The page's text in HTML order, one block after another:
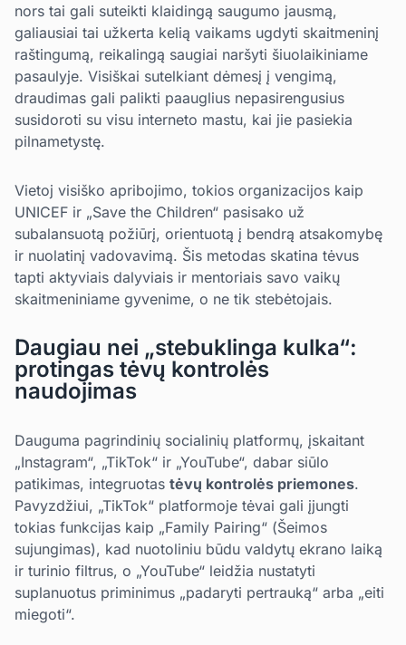
nors tai gali suteikti klaidingą saugumo jausmą,
galiausiai tai užkerta kelią vaikams ugdyti skaitmeninį
raštingumą, reikalingą saugiai naršyti šiuolaikiniame
pasaulyje. Visiškai sutelkiant dėmesį į vengimą,
draudimas gali palikti paauglius nepasirengusius
susidoroti su visu interneto mastu, kai jie pasiekia
pilnametystę.
Vietoj visiško apribojimo, tokios organizacijos kaip
UNICEF ir „Save the Children“ pasisako už
subalansuotą požiūrį, orientuotą į bendrą atsakomybę
ir nuolatinį vadovavimą. Šis metodas skatina tėvus
tapti aktyviais dalyviais ir mentoriais savo vaikų
skaitmeniniame gyvenime, o ne tik stebėtojais.
Daugiau nei „stebuklinga kulka“:
protingas tėvų kontrolės
naudojimas
Dauguma pagrindinių socialinių platformų, įskaitant
„Instagram“, „TikTok“ ir „YouTube“, dabar siūlo
patikimas, integruotas tėvų kontrolės priemones.
Pavyzdžiui, „TikTok“ platformoje tėvai gali įjungti
tokias funkcijas kaip „Family Pairing“ (Šeimos
sujungimas), kad nuotoliniu būdu valdytų ekrano laiką
ir turinio filtrus, o „YouTube“ leidžia nustatyti
suplanuotus priminimus „padaryti pertrauką“ arba „eiti
miegoti“.